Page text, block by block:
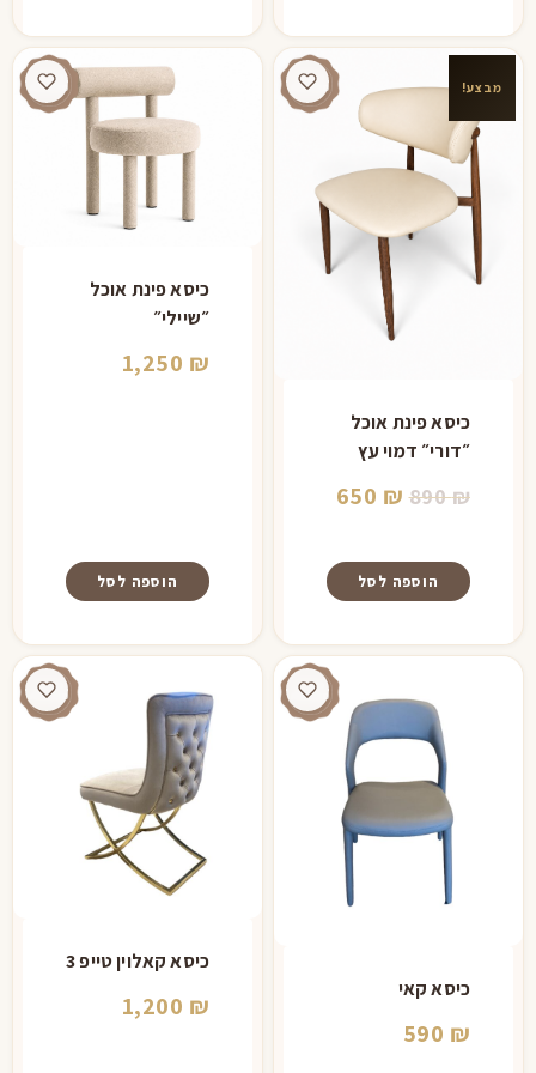
מבצע!
כיסא פינת אוכל
״דורי״ דמוי עץ
890₪
המחיר
היה:
890 ₪.
650 ₪
הוא:
הוספה לסל
כיסא פינת אוכל
״שיילי״
1,250 ₪
הוספה לסל
כיסא קאי
590 ₪
כיסא קאלוין טייפ 3
1,200 ₪